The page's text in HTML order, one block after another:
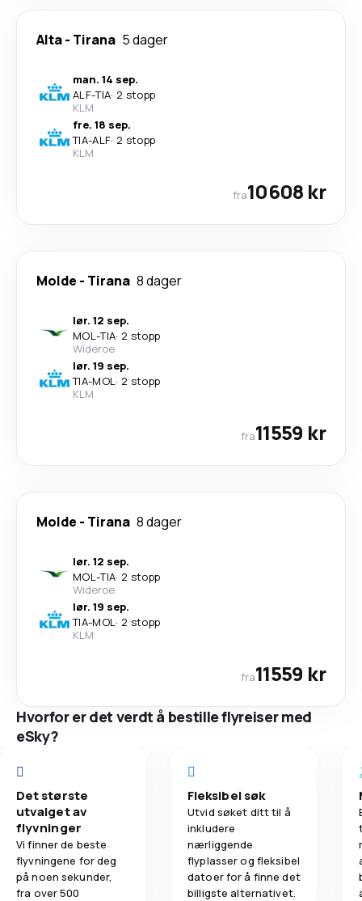
Alta- Tirana 5 dager
man. 14 sep.
ALF-TIA· 2 stopp
KLM
fre. 18 sep.
TIA-ALF· 2 stopp
KLM
fra10608 kr
Molde - Tirana 8 dager
lør. 12 sep.
MOL-TIA· 2 stopp
Wideroe
lør. 19 sep.
TIA-MOL· 2 stopp
KLM
fra11559 kr
Molde - Tirana 8 dager
lør. 12 sep.
MOL-TIA· 2 stopp
Wideroe
lør. 19 sep.
TIA-MOL· 2 stopp
KLM
fra11559 kr
Hvorfor er det verdt å bestille flyreiser med
eSky?
Det største
utvalget av
flyvninger
Vi finner de beste
flyvningene for deg
på noen sekunder,
fra over 500
Fleksibel søk
Utvid søket ditt til å
inkludere
nærliggende
flyplasser og fleksibel
datoer for å finne det
billigste alternativet.